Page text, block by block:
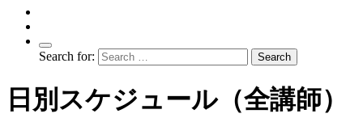
Search for:
日別スケジュール（全講師）